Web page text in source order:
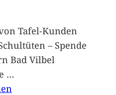
Tafel-Kunden
– Spende
Bad Vilbel
…